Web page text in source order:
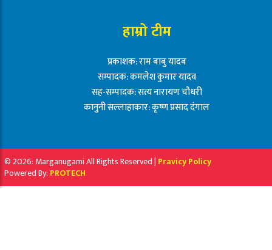
हाम्रो टीम
प्रकाशक: राम बाबु यादब
सम्पादक: कमलेश कुमार यादव
सह-सम्पादक: सत्य नारायण चौधरी
कानुनी सल्लाहाकार: कृष्ण प्रसाद दंगाल
© 2026: Marganugami All Rights Reserved | Pravicy Policy
Powered By: PROTECH